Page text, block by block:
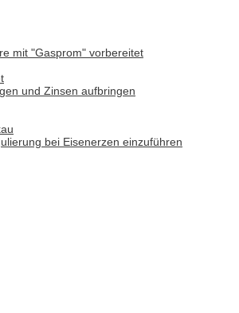
mit "Gasprom" vorbereitet
und Zinsen aufbringen
bei Eisenerzen einzuführen